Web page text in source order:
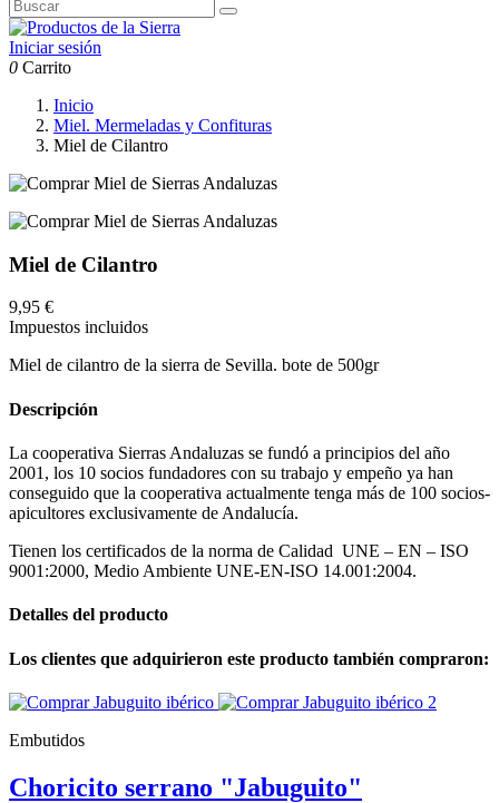
Iniciar sesión
0 Carrito
Inicio
Miel. Mermeladas y Confituras
Miel de Cilantro
Miel de Cilantro
9,95 €
Impuestos incluidos
Miel de cilantro de la sierra de Sevilla. bote de 500gr
Descripción
La cooperativa Sierras Andaluzas se fundó a principios del año
2001, los 10 socios fundadores con su trabajo y empeño ya han
conseguido que la cooperativa actualmente tenga más de 100 socios-
apicultores exclusivamente de Andalucía.
Tienen los certificados de la norma de Calidad UNE – EN – ISO
9001:2000, Medio Ambiente UNE-EN-ISO 14.001:2004.
Detalles del producto
Los clientes que adquirieron este producto también compraron:
Embutidos
Choricito serrano "Jabuguito"